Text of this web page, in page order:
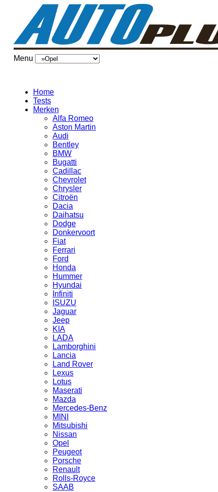
Menu
Home
Tests
Merken
Alfa Romeo
Aston Martin
Audi
Bentley
BMW
Bugatti
Cadillac
Chevrolet
Chrysler
Citroën
Dacia
Daihatsu
Dodge
Donkervoort
Fiat
Ferrari
Ford
Honda
Hummer
Hyundai
Infiniti
ISUZU
Jaguar
Jeep
KIA
LADA
Lamborghini
Lancia
Land Rover
Lexus
Lotus
Maserati
Mazda
Mercedes-Benz
MINI
Mitsubishi
Nissan
Opel
Peugeot
Porsche
Renault
Rolls-Royce
SAAB